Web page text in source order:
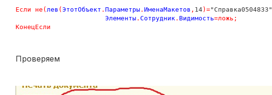
Если не ( лев (ЭтотОбъект . Параметры . ИменаМакетов , 14)="Справка0504833"
Элементы . Сотрудник . Видимость=ложь ;
КонецЕсли
Проверяем